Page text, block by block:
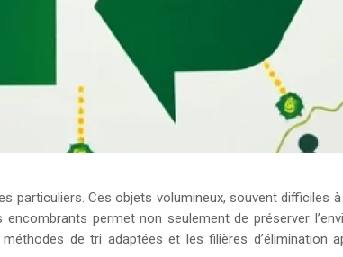
Ces objets volumineux, souvent difficiles
permet non seulement de préserver
de tri adaptées et les filières d’élimination